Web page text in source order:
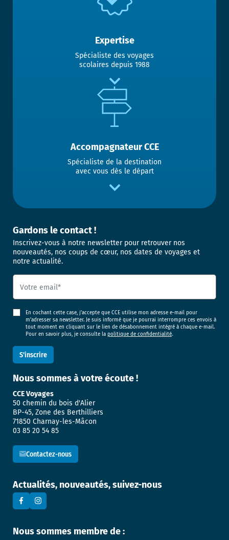
Expertise
Spécialiste des voyages
scolaires depuis 1988
Accompagnateur CCE
Spécialiste de la destination
avec vous dès le départ
Gardons le contact !
Inscrivez-vous à notre newsletter pour retrouver nos
nouveautés, nos coups de cœur, nos dates de voyages et
notre actualité.
En cochant cette case, j’accepte que CCE utilise mon adresse e-mail pour
m’adresser sa newsletter. Je suis informé que je pourrai interrompre ces envois à
tout moment en cliquant sur le lien de désabonnement intégré à chaque e-mail.
Pour en savoir plus, je consulte la politique de confidentialité.
Nous sommesà votre écoute !
CCE Voyages
50 chemin du bois d'Alier
BP-45, Zone des Berthilliers
71850 Charnay-les-Mâcon
03 85 20 54 85
Contactez-nous
Actualités, nouveautés, suivez-nous
Nous sommes membre de :